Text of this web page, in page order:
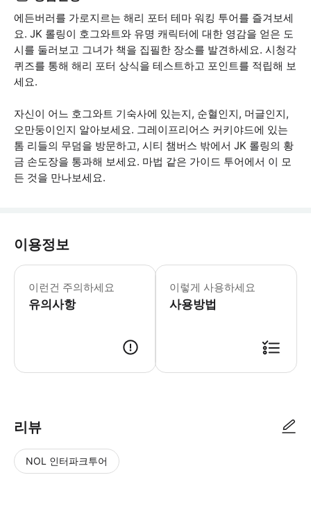
에든버러를 가로지르는 해리 포터 테마 워킹 투어를 즐겨보세
요. JK 롤링이 호그와트와 유명 캐릭터에 대한 영감을 얻은 도
시를 둘러보고 그녀가 책을 집필한 장소를 발견하세요. 시청각
퀴즈를 통해 해리 포터 상식을 테스트하고 포인트를 적립해 보
세요.
자신이 어느 호그와트 기숙사에 있는지, 순혈인지, 머글인지,
오만둥이인지 알아보세요. 그레이프리어스 커키야드에 있는
톰 리들의 무덤을 방문하고, 시티 챔버스 밖에서 JK 롤링의 황
금 손도장을 통과해 보세요. 마법 같은 가이드 투어에서 이 모
든 것을 만나보세요.
이용정보
이런건 주의하세요
유의사항
에든버러에서 촬영이 이루어지지 않
이렇게 사용하세요
사용방법
리뷰
NOL 인터파크투어